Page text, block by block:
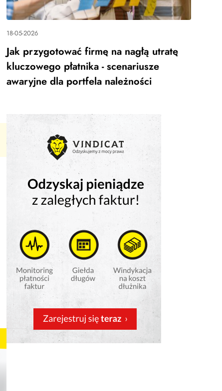
18-05-2026
Jak przygotować firmę na nagłą utratę
kluczowego płatnika - scenariusze
awaryjne dla portfela należności